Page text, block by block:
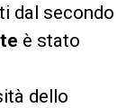
dal secondo
è stato
dello